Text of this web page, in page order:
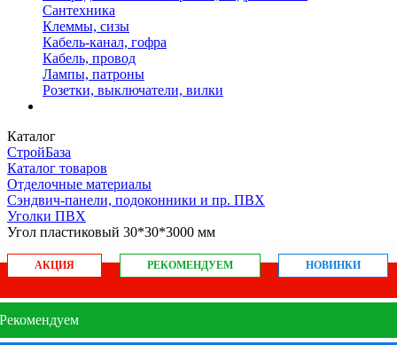
Сантехника
Клеммы, сизы
Кабель-канал, гофра
Кабель, провод
Лампы, патроны
Розетки, выключатели, вилки
Каталог
СтройБаза
Каталог товаров
Отделочные материалы
Сэндвич-панели, подоконники и пр. ПВХ
Уголки ПВХ
Угол пластиковый 30*30*3000 мм
АКЦИЯ РЕКОМЕНДУЕМ НОВИНКИ
Рекомендуем